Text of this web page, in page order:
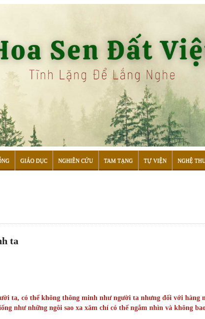
GIÁO DỤC NGHIÊN CỨU TAM TẠNG TỰ VIỆN NGHỆ
ta
ta, có thể không thông minh như người ta nhưng đối với hàng
như những ngôi sao xa xăm chỉ có thể ngắm nhìn và không